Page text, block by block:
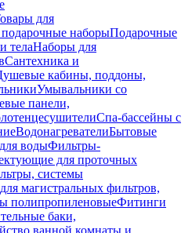
для
наборыПодарочные
телаНаборы для
Сантехника и
кабины, поддоны,
Умывальники со
панели,
Спа-бассейны с
ВодонагревателиБытовые
водыФильтры-
для проточных
системы
магистральных фильтров,
полипропиленовыеФитинги
баки,
ванной комнаты и